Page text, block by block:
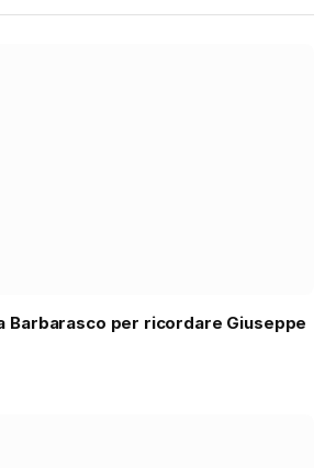
Barbarasco per ricordare Giuseppe